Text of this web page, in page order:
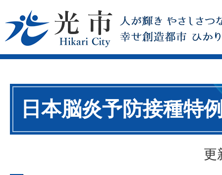
日本脳炎予防接種特
更